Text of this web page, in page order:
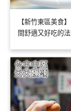
【新竹東區美食
間舒適又好吃的